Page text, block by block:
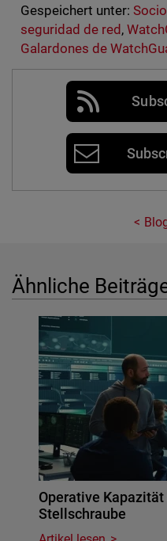
Gespeichert unter:
seguridad de red ,
Galardones de
Ähnliche
Operative
Stellschraube